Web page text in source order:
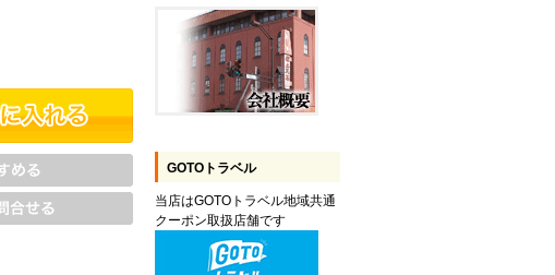
GOTOトラベル
当店はGOTOトラベル地域共通
クーポン取扱店舗です